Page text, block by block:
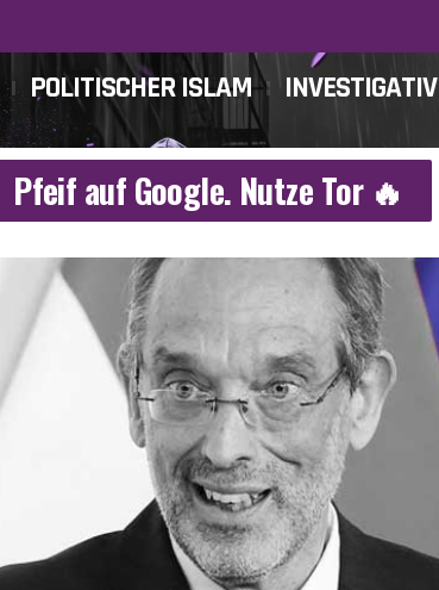
POLITISCHER ISLAM INVESTIGATIV
Pfeif auf Google. Nutze Tor 🔥